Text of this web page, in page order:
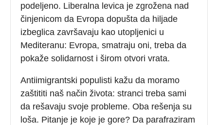
podeljeno. Liberalna levica je zgrožena nad
činjenicom da Evropa dopušta da hiljade
izbeglica završavaju kao utopljenici u
Mediteranu: Evropa, smatraju oni, treba da
pokaže solidarnost i širom otvori vrata.
Antiimigrantski populisti kažu da moramo
zaštititi naš način života: stranci treba sami
da rešavaju svoje probleme. Oba rešenja su
loša. Pitanje je koje je gore? Da parafraziram